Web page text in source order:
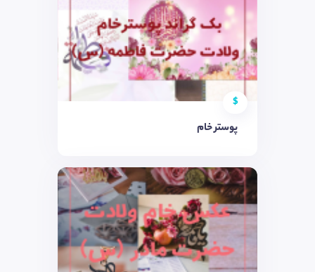
$
پوستر خام